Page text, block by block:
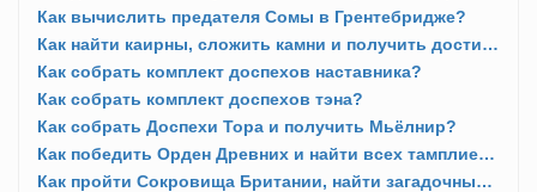
Как вычислить предателя Сомы в Грентебридже?
Как найти каирны, сложить камни и получить достижение «Равновесие»?
Как собрать комплект доспехов наставника?
Как собрать комплект доспехов тэна?
Как собрать Доспехи Тора и получить Мьёлнир?
Как победить Орден Древних и найти всех тамплиеров?
Как пройти Сокровища Британии, найти загадочные таблички и получить Экскалибур?